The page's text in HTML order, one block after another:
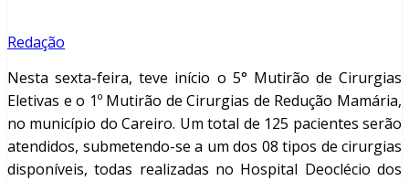
Redação
Nesta sexta-feira, teve início o 5° Mutirão de Cirurgias
Eletivas e o 1º Mutirão de Cirurgias de Redução Mamária,
no município do Careiro. Um total de 125 pacientes serão
atendidos, submetendo-se a um dos 08 tipos de cirurgias
disponíveis, todas realizadas no Hospital Deoclécio dos